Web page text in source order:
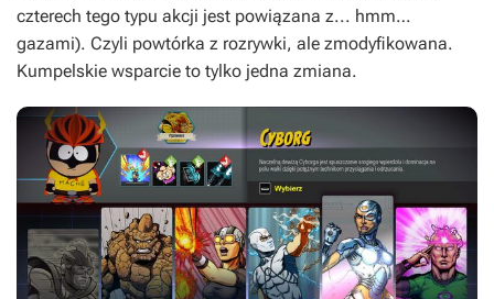
czterech tego typu akcji jest powiązana z... hmm…
gazami). Czyli powtórka z rozrywki, ale zmodyfikowana.
Kumpelskie wsparcie to tylko jedna zmiana.